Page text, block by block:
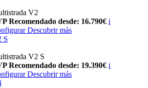
V2
Recomendado desde: 16.790€ i
Descubrir más
S
V2 S
Recomendado desde: 19.390€ i
Descubrir más